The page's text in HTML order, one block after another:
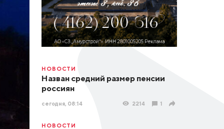
НОВОСТИ
Назван средний размер пенсии
россиян
сегодня, 08:14 2214 1
НОВОСТИ